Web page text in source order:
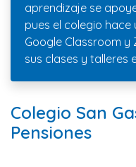
aprendizaje se
pues el colegio
Google Classroom
sus clases y talleres
Colegio San
Pensiones